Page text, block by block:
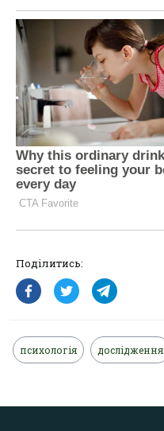
Поділитись:
психологія дослідження